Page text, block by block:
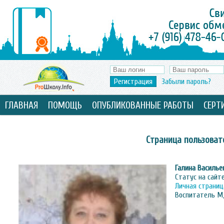
Регистрация Забыли пароль?
ГЛАВНАЯ ПОМОЩЬ ОПУБЛИКОВАННЫЕ РАБОТЫ
Страница
Галина
Статус на
Личная
Воспитатель